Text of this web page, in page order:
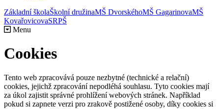
Základní školaŠkolní družinaMŠ DvorskéhoMŠ GagarinovaMŠ
KovařovicovaSRPŠ
Menu
Cookies
Tento web zpracovává pouze nezbytné (technické a relační)
cookies, jejichž zpracování nepodléhá souhlasu. Tyto cookies mají
za úkol zajistit správné prohlížení webových stránek. Například
pokud si zapnete verzi pro zrakově postižené osoby, díky cookies si